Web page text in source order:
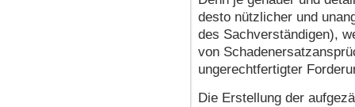
desto nützlicher und
des Sachverständigen),
von
ungerechtfertigter
Die Erstellung der